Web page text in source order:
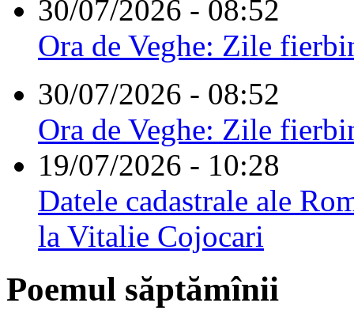
30/07/2026 - 08:52
Ora de Veghe: Zile
30/07/2026 - 08:52
Ora de Veghe: Zile
19/07/2026 - 10:28
Datele cadastrale ale
la Vitalie Cojocari
Poemul săptămînii